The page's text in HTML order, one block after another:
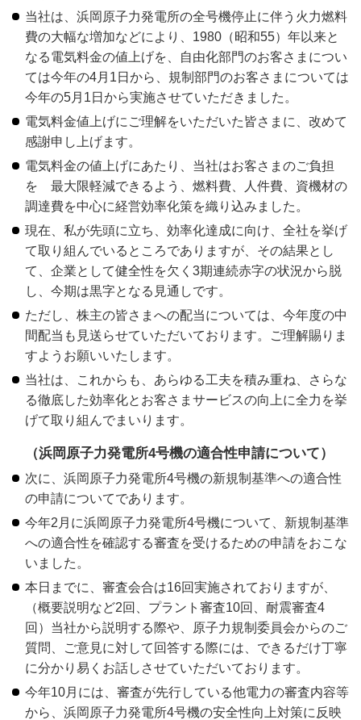
当社は、浜岡原子力発電所の全号機停止に伴う火力燃料
費の大幅な増加などにより、1980（昭和55）年以来と
なる電気料金の値上げを、自由化部門のお客さまについ
ては今年の4月1日から、規制部門のお客さまについては
今年の5月1日から実施させていただきました。
電気料金値上げにご理解をいただいた皆さまに、改めて
感謝申し上げます。
電気料金の値上げにあたり、当社はお客さまのご負担
を 最大限軽減できるよう、燃料費、人件費、資機材の
調達費を中心に経営効率化策を織り込みました。
現在、私が先頭に立ち、効率化達成に向け、全社を挙げ
て取り組んでいるところでありますが、その結果とし
て、企業として健全性を欠く3期連続赤字の状況から脱
し、今期は黒字となる見通しです。
ただし、株主の皆さまへの配当については、今年度の中
間配当も見送らせていただいております。ご理解賜りま
すようお願いいたします。
当社は、これからも、あらゆる工夫を積み重ね、さらな
る徹底した効率化とお客さまサービスの向上に全力を挙
げて取り組んでまいります。
（浜岡原子力発電所4号機の適合性申請について）
次に、浜岡原子力発電所4号機の新規制基準への適合性
の申請についてであります。
今年2月に浜岡原子力発電所4号機について、新規制基準
への適合性を確認する審査を受けるための申請をおこな
いました。
本日までに、審査会合は16回実施されておりますが、
（概要説明など2回、プラント審査10回、耐震審査4
回）当社から説明する際や、原子力規制委員会からのご
質問、ご意見に対して回答する際には、できるだけ丁寧
に分かり易くお話しさせていただいております。
今年10月には、審査が先行している他電力の審査内容等
から、浜岡原子力発電所4号機の安全性向上対策に反映